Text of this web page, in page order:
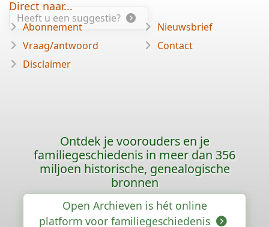
Heeft u een suggestie?
Direct naar...
Abonnement
Vraag/antwoord
Disclaimer
Nieuwsbrief
Contact
Ontdek je voorouders en je
familiegeschiedenis in meer dan 356
miljoen historische, genealogische
bronnen
Open Archieven is hét online
platform voor familiegeschiedenis